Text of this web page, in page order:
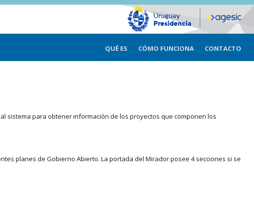
QUÉ ES CÓMO FUNCIONA CONTACTO
sistema para obtener información de los proyectos que componen los
planes de Gobierno Abierto. La portada del Mirador posee 4 secciones si se